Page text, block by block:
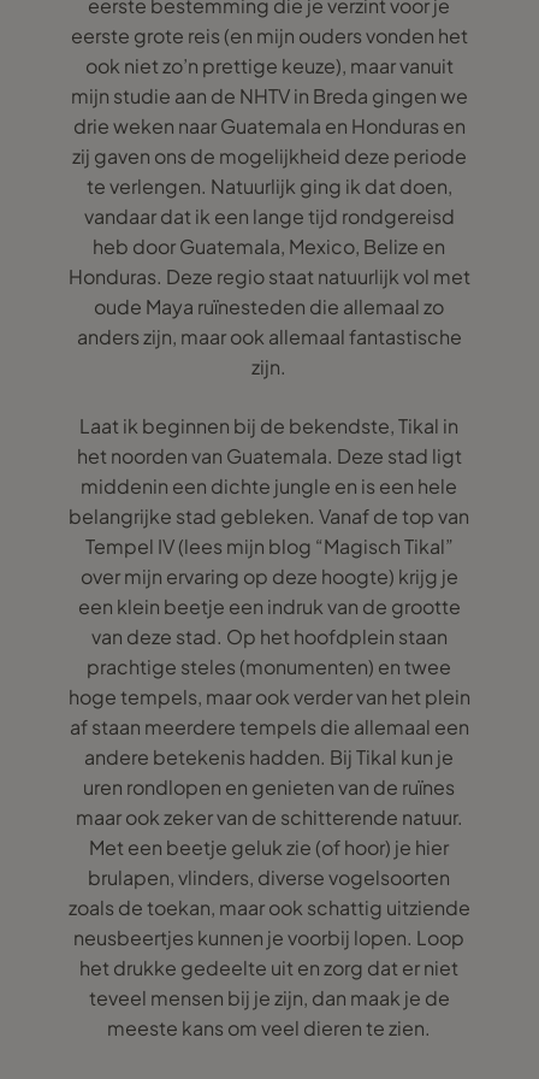
eerste bestemming die je verzint voor je
eerste grote reis (en mijn ouders vonden het
ook niet zo’n prettige keuze), maar vanuit
mijn studie aan de NHTV in Breda gingen we
drie weken naar Guatemala en Honduras en
zij gaven ons de mogelijkheid deze periode
te verlengen. Natuurlijk ging ik dat doen,
vandaar dat ik een lange tijd rondgereisd
heb door Guatemala, Mexico, Belize en
Honduras. Deze regio staat natuurlijk vol met
oude Maya ruïnesteden die allemaal zo
anders zijn, maar ook allemaal fantastische
zijn.
Laat ik beginnen bij de bekendste, Tikal in
het noorden van Guatemala. Deze stad ligt
middenin een dichte jungle en is een hele
belangrijke stad gebleken. Vanaf de top van
Tempel IV (lees mijn blog “Magisch Tikal”
over mijn ervaring op deze hoogte) krijg je
een klein beetje een indruk van de grootte
van deze stad. Op het hoofdplein staan
prachtige steles (monumenten) en twee
hoge tempels, maar ook verder van het plein
af staan meerdere tempels die allemaal een
andere betekenis hadden. Bij Tikal kun je
uren rondlopen en genieten van de ruïnes
maar ook zeker van de schitterende natuur.
Met een beetje geluk zie (of hoor) je hier
brulapen, vlinders, diverse vogelsoorten
zoals de toekan, maar ook schattig uitziende
neusbeertjes kunnen je voorbij lopen. Loop
het drukke gedeelte uit en zorg dat er niet
teveel mensen bij je zijn, dan maak je de
meeste kans om veel dieren te zien.